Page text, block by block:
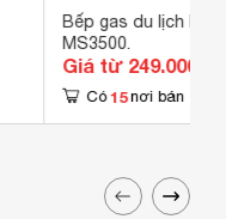
Bếp gas du lịch
MS3500.
Giá từ 249.000 đ
Có 15 nơi bán